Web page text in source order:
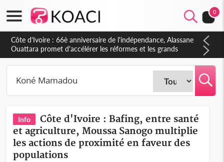
0
Côte d'Ivoire : À Abidjan, Amadou Oury Bah admire le modèle
ivoirien et veut s'en inspirer pour accélérer le développement
de la Guinée
Info
Côte d'Ivoire : Bafing, entre santé
et agriculture, Moussa Sanogo multiplie
les actions de proximité en faveur des
populations